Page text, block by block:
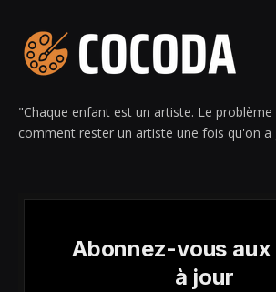
"Chaque enfant est un artiste. Le
comment rester un artiste une fois qu'on a
Abonnez-vous aux
à jour